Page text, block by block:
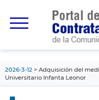
principal
2026-3-12
Adquisición del
Universitario Infanta Leonor